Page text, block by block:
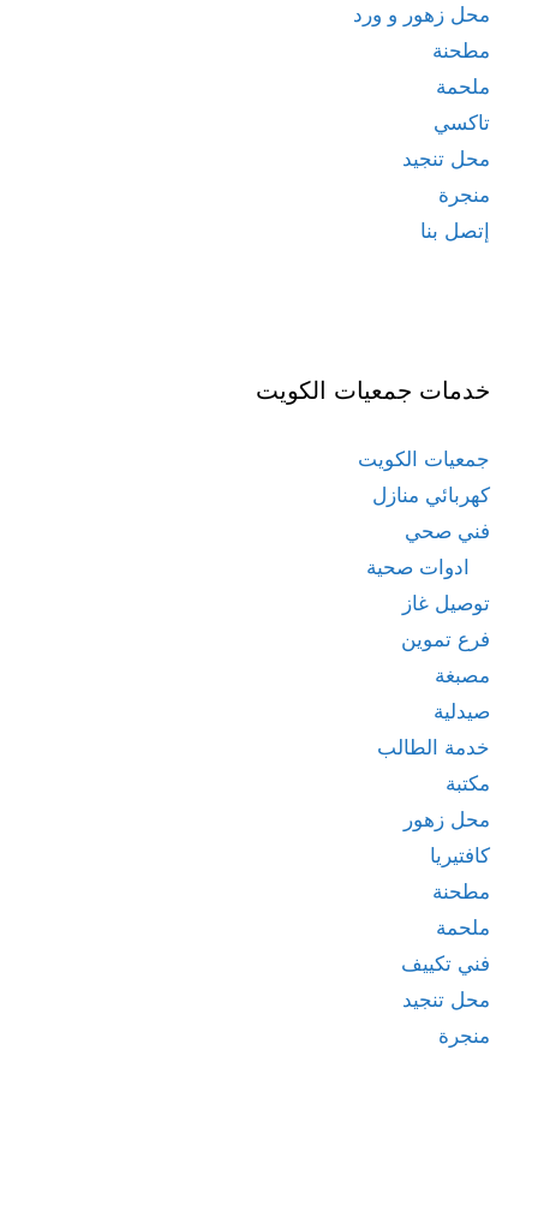
محل زهور و ورد
مطحنة
ملحمة
تاكسي
محل تنجيد
منجرة
إتصل بنا
خدمات جمعيات الكويت
جمعيات الكويت
كهربائي منازل
فني صحي
ادوات صحية
توصيل غاز
فرع تموين
مصبغة
صيدلية
خدمة الطالب
مكتبة
محل زهور
كافتيريا
مطحنة
ملحمة
فني تكييف
محل تنجيد
منجرة